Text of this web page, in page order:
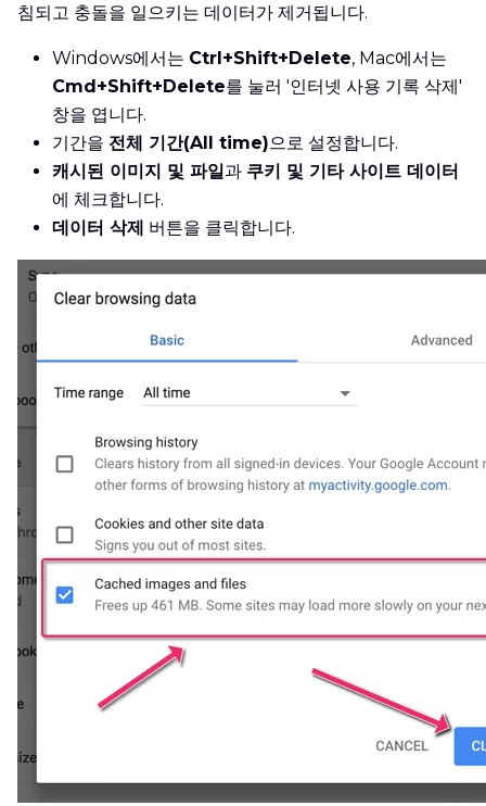
침되고 충돌을 일으키는 데이터가 제거됩니다.
Windows에서는 Ctrl+Shift+Delete, Mac에서는
Cmd+Shift+Delete를 눌러 '인터넷 사용 기록 삭제'
창을 엽니다.
기간을 전체 기간(All time)으로 설정합니다.
캐시된 이미지 및 파일과 쿠키 및 기타 사이트 데이터
에 체크합니다.
데이터 삭제 버튼을 클릭합니다.